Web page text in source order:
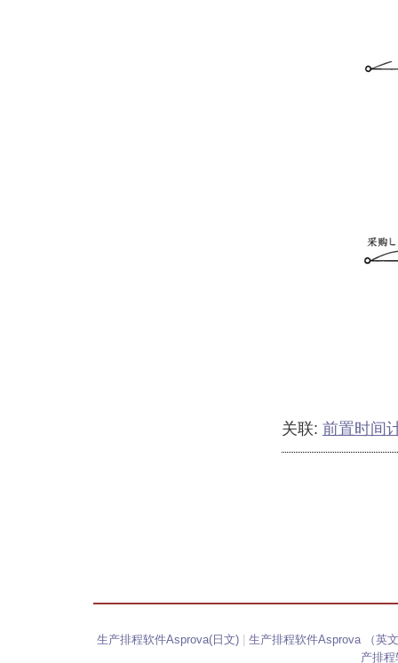
关联: 前置时间
生产排程软件Asprova(日文)| 生产排程软件Asprova （英
产排